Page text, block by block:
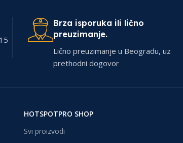
Brza isporuka ili lično
preuzimanje.
Lično preuzimanje u Beogradu, uz
prethodni dogovor
HOTSPOTPRO SHOP
Svi proizvodi